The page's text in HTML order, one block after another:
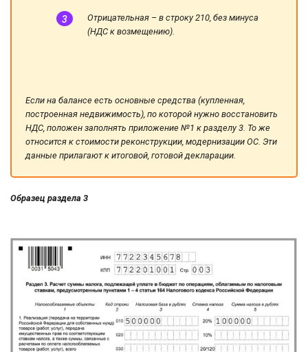
Отрицательная – в строку 210, без минуса
(НДС к возмещению).
Если на балансе есть основные средства (купленная,
построенная недвижимость), по которой нужно восстановить
НДС, положен заполнять приложение №1 к разделу 3. То же
относится к стоимости реконструкции, модернизации ОС. Эти
данные прилагают к итоговой, готовой декларации.
Образец раздела 3